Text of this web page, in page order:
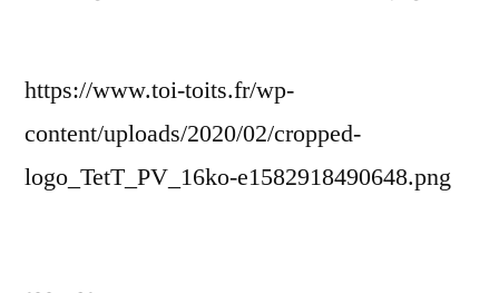
https://www.toi-toits.fr/wp-
content/uploads/2020/02/cropped-
logo_TetT_PV_16ko-e1582918490648.png